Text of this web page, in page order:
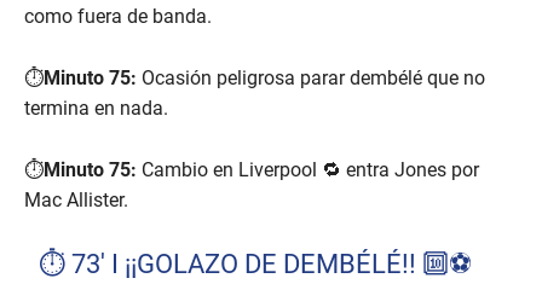
como fuera de banda.
⏱️Minuto 75: Ocasión peligrosa parar dembélé que no
termina en nada.
⏱️Minuto 75: Cambio en Liverpool 🔁 entra Jones por
Mac Allister.
⏱️ 73' I ¡¡GOLAZO DE DEMBÉLÉ!! 🔟⚽️